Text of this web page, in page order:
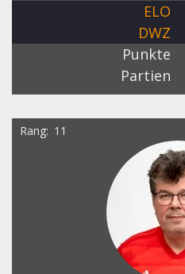
ELO
DWZ
Punkte
Partien
Rang 11